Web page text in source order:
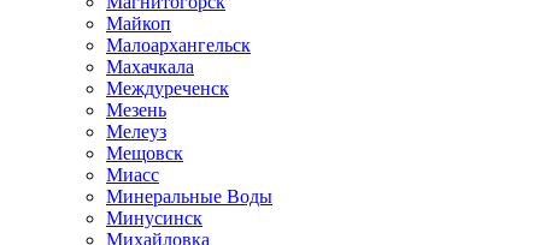
Майкоп
Малоархангельск
Махачкала
Междуреченск
Мезень
Мелеуз
Мещовск
Миасс
Минеральные Воды
Минусинск
Михайловка